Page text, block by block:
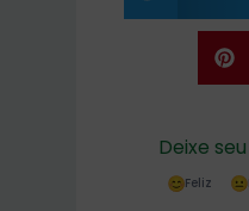
Deixe
Feliz